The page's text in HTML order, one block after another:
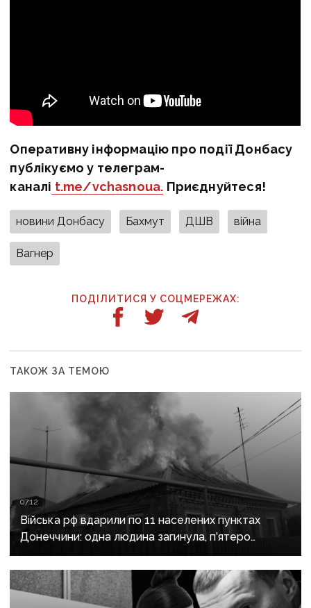
Оперативну інформацію про події Донбасу
публікуємо у телеграм-
каналі t.me/vchasnoua. Приєднуйтеся!
новини Донбасу Бахмут ДШВ війна
Вагнер
ПОДІЛИТИСЯ У СОЦМЕРЕЖАХ:
ТАКОЖ ЗА ТЕМОЮ
07:12
Війська рф вдарили по 11 населених пунктах
Донеччини: одна людина загинула, п’ятеро
поранені